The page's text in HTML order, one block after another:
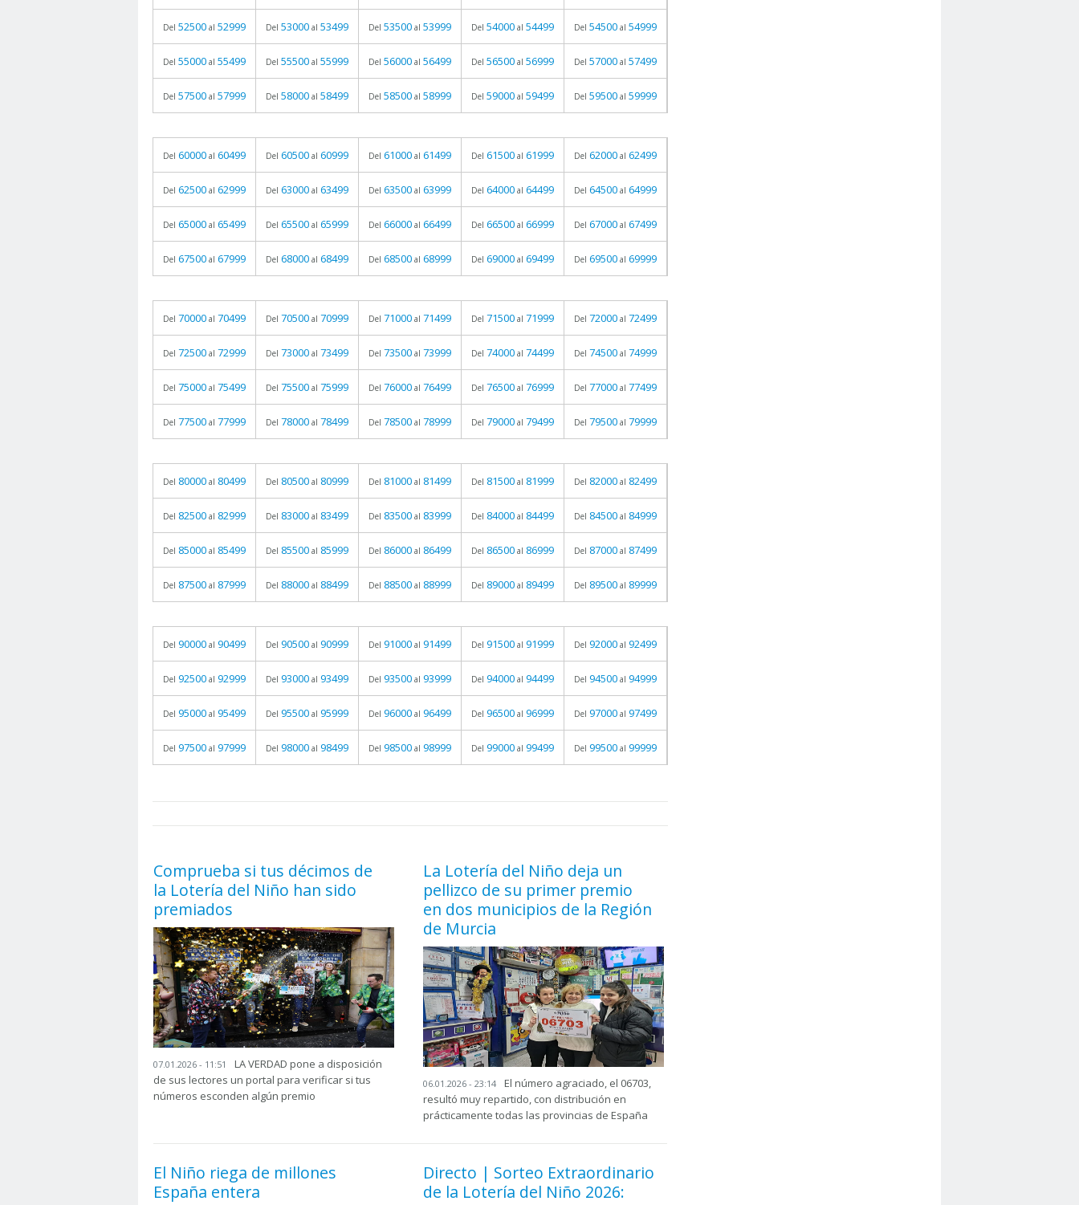
Del 52500 al 52999 Del 53000 al 53499 Del 53500 al 53999 Del 54000 al 54499 Del 54500 al 54999
Del 55000 al 55499 Del 55500 al 55999 Del 56000 al 56499 Del 56500 al 56999 Del 57000 al 57499
Del 57500 al 57999 Del 58000 al 58499 Del 58500 al 58999 Del 59000 al 59499 Del 59500 al 59999
Del 60000 al 60499 Del 60500 al 60999 Del 61000 al 61499 Del 61500 al 61999 Del 62000 al 62499
Del 62500 al 62999 Del 63000 al 63499 Del 63500 al 63999 Del 64000 al 64499 Del 64500 al 64999
Del 65000 al 65499 Del 65500 al 65999 Del 66000 al 66499 Del 66500 al 66999 Del 67000 al 67499
Del 67500 al 67999 Del 68000 al 68499 Del 68500 al 68999 Del 69000 al 69499 Del 69500 al 69999
Del 70000 al 70499 Del 70500 al 70999 Del 71000 al 71499 Del 71500 al 71999 Del 72000 al 72499
Del 72500 al 72999 Del 73000 al 73499 Del 73500 al 73999 Del 74000 al 74499 Del 74500 al 74999
Del 75000 al 75499 Del 75500 al 75999 Del 76000 al 76499 Del 76500 al 76999 Del 77000 al 77499
Del 77500 al 77999 Del 78000 al 78499 Del 78500 al 78999 Del 79000 al 79499 Del 79500 al 79999
Del 80000 al 80499 Del 80500 al 80999 Del 81000 al 81499 Del 81500 al 81999 Del 82000 al 82499
Del 82500 al 82999 Del 83000 al 83499 Del 83500 al 83999 Del 84000 al 84499 Del 84500 al 84999
Del 85000 al 85499 Del 85500 al 85999 Del 86000 al 86499 Del 86500 al 86999 Del 87000 al 87499
Del 87500 al 87999 Del 88000 al 88499 Del 88500 al 88999 Del 89000 al 89499 Del 89500 al 89999
Del 90000 al 90499 Del 90500 al 90999 Del 91000 al 91499 Del 91500 al 91999 Del 92000 al 92499
Del 92500 al 92999 Del 93000 al 93499 Del 93500 al 93999 Del 94000 al 94499 Del 94500 al 94999
Del 95000 al 95499 Del 95500 al 95999 Del 96000 al 96499 Del 96500 al 96999 Del 97000 al 97499
Del 97500 al 97999 Del 98000 al 98499 Del 98500 al 98999 Del 99000 al 99499 Del 99500 al 99999
Comprueba si tus décimos de
la Lotería del Niño han sido
premiados
07.01.2026 - 11:51
LA VERDAD pone a disposición
de sus lectores un portal para verificar si tus
números esconden algún premio
La Lotería del Niño deja un
pellizco de su primer premio
en dos municipios de la Región
de Murcia
06.01.2026 - 23:14
El número agraciado, el 06703,
resultó muy repartido, con distribución en
prácticamente todas las provincias de España
El Niño riega de millones
España entera
Directo | Sorteo Extraordinario
de la Lotería del Niño 2026: